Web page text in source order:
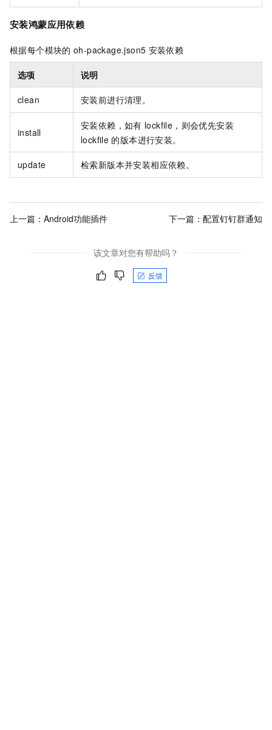
安装鸿蒙应用依赖
根据每个模块的 oh-package.json5 安装依赖
选项 说明
clean 安装前进行清理。
install
安装依赖，如有 lockfile，则会优先安装
lockfile 的版本进行安装。
update 检索新版本并安装相应依赖。
上一篇： Android功能插件 下一篇： 配置钉钉群通知
该文章对您有帮助吗？
反馈